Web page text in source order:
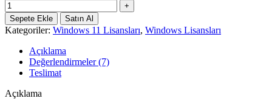
Sepete Ekle Satın Al
Kategoriler: Windows 11 Lisansları, Windows Lisansları
Açıklama
Değerlendirmeler (7)
Teslimat
Açıklama